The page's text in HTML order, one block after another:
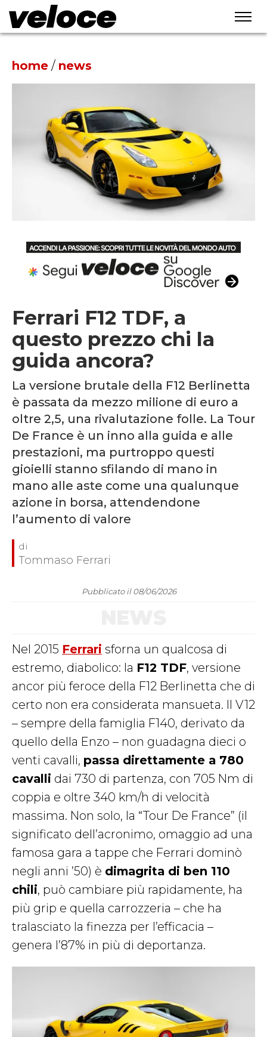
home / news
Ferrari F12 TDF, a
questo prezzo chi la
guida ancora?
La versione brutale della F12 Berlinetta
è passata da mezzo milione di euro a
oltre 2,5, una rivalutazione folle. La Tour
De France è un inno alla guida e alle
prestazioni, ma purtroppo questi
gioielli stanno sfilando di mano in
mano alle aste come una qualunque
azione in borsa, attendendone
l’aumento di valore
Tommaso Ferrari
Pubblicato il 08/06/2026
Nel 2015 Ferrari sforna un qualcosa di
estremo, diabolico: la F12 TDF, versione
ancor più feroce della F12 Berlinetta che di
certo non era considerata mansueta. Il V12
– sempre della famiglia F140, derivato da
quello della Enzo – non guadagna dieci o
venti cavalli, passa direttamente a 780
cavalli dai 730 di partenza, con 705 Nm di
coppia e oltre 340 km/h di velocità
massima. Non solo, la “Tour De France” (il
significato dell’acronimo, omaggio ad una
famosa gara a tappe che Ferrari dominò
negli anni ’50) è dimagrita di ben 110
chili, può cambiare più rapidamente, ha
più grip e quella carrozzeria – che ha
tralasciato la finezza per l’efficacia –
genera l’87% in più di deportanza.